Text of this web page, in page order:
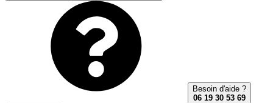
Besoin d'aide ?
06 19 30 53 69